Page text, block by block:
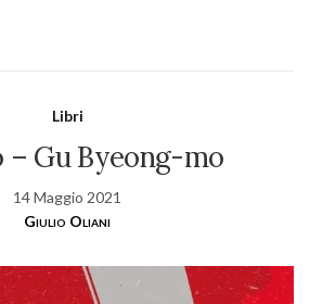
Libri
Gu Byeong-mo
14 Maggio 2021
Giulio Oliani